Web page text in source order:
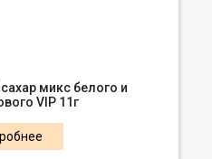
микс белого и
VIP 11г